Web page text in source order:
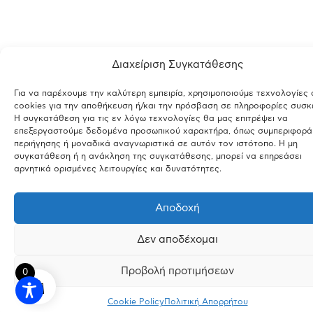
Διαχείριση Συγκατάθεσης
Για να παρέχουμε την καλύτερη εμπειρία, χρησιμοποιούμε τεχνολογίες
cookies για την αποθήκευση ή/και την πρόσβαση σε πληροφορίες
Η συγκατάθεση για τις εν λόγω τεχνολογίες θα μας επιτρέψει να
επεξεργαστούμε δεδομένα προσωπικού χαρακτήρα, όπως συμπεριφορά
περιήγησης ή μοναδικά αναγνωριστικά σε αυτόν τον ιστότοπο. Η μη
συγκατάθεση ή η ανάκληση της συγκατάθεσης, μπορεί να επηρεάσει
αρνητικά ορισμένες λειτουργίες και δυνατότητες.
Αποδοχή
Δεν αποδέχομαι
Προβολή προτιμήσεων
Cookie PolicyΠολιτική Απορρήτου
0